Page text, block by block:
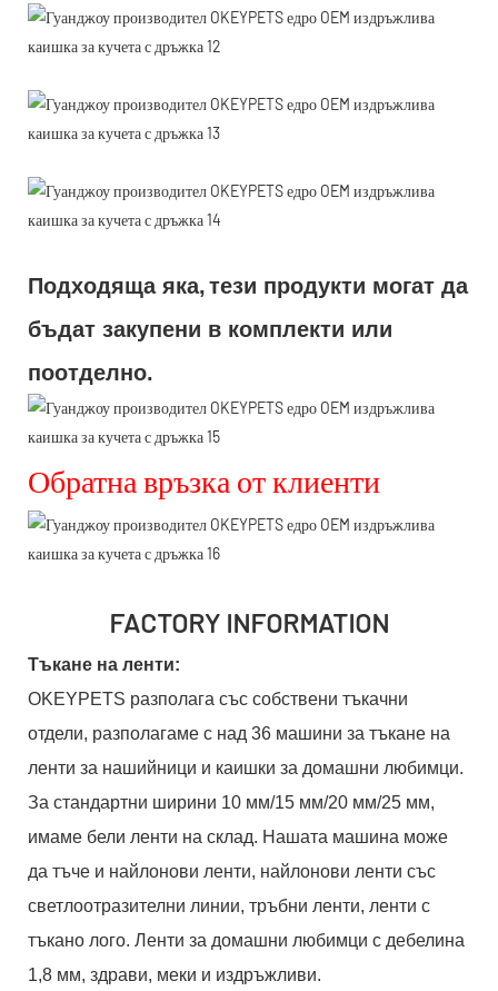
Подходяща яка,тези продукти могат да
бъдат закупени в комплекти или
поотделно.
Обратна връзка от клиенти
FACTORY INFORMATION
Тъкане на ленти:
OKEYPETS разполага със собствени тъкачни
отдели, разполагаме с над 36 машини за тъкане на
ленти за нашийници и каишки за домашни любимци.
За стандартни ширини 10 мм/15 мм/20 мм/25 мм,
имаме бели ленти на склад. Нашата машина може
да тъче и найлонови ленти, найлонови ленти със
светлоотразителни линии, тръбни ленти, ленти с
тъкано лого. Ленти за домашни любимци с дебелина
1,8 мм, здрави, меки и издръжливи.